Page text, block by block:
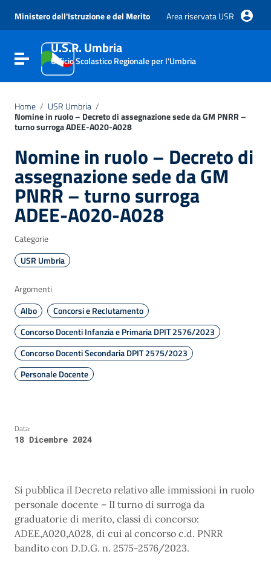
Vai al menu di navigazione
Vai al footer
Ministero dell'Istruzione e del Merito Area riservata USR
Attiva / disattiva la navigazione
U.S.R. Umbria
Ufficio Scolastico Regionale per l'Umbria
Home / USR Umbria /
Nomine in ruolo – Decreto di assegnazione sede da GM PNRR –
turno surroga ADEE-A020-A028
Nomine in ruolo – Decreto di
assegnazione sede da GM
PNRR – turno surroga
ADEE-A020-A028
Categorie
USR Umbria
Argomenti
Albo
Concorsi e Reclutamento
Concorso Docenti Infanzia e Primaria DPIT 2576/2023
Concorso Docenti Secondaria DPIT 2575/2023
Personale Docente
Data:
18 Dicembre 2024
Si pubblica il Decreto relativo alle immissioni in ruolo
personale docente – II turno di surroga da
graduatorie di merito, classi di concorso:
ADEE,A020,A028, di cui al concorso c.d. PNRR
bandito con D.D.G. n. 2575-2576/2023.